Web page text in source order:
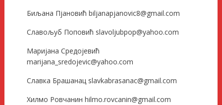
Биљана Пјановић biljanapjanovic8@gmail.com
Славољуб Поповић slavoljubpop@yahoo.com
Маријана Средојевић
marijana_sredojevic@yahoo.com
Славка Брашанац slavkabrasanac@gmail.com
Хилмо Ровчанин hilmo.rovcanin@gmail.com